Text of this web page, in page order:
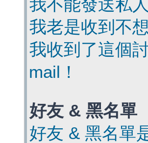
我不能發送私
我老是收到不
我收到了這個
mail！
好友 & 黑名單
好友 & 黑名單